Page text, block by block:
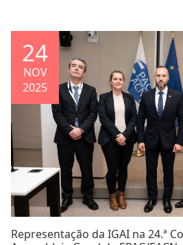
24
NOV
2025
Representação da IGAI na 24.ª